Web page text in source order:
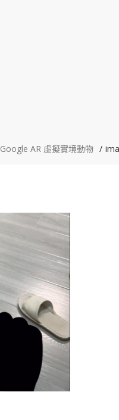
Google AR 虛擬實境動物